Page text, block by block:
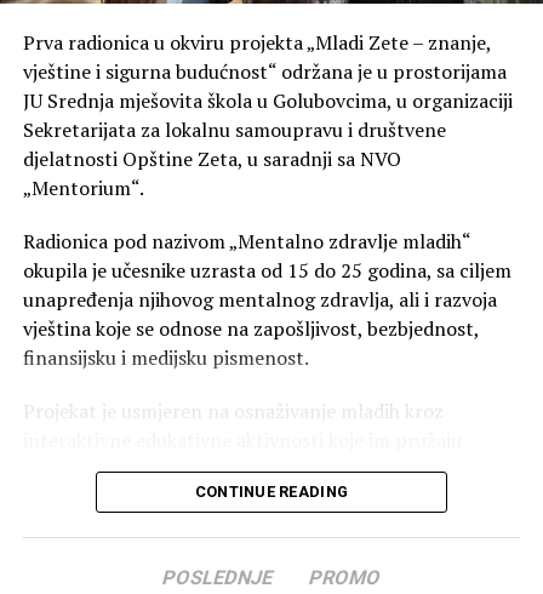
Prva radionica u okviru projekta „Mladi Zete – znanje,
vještine i sigurna budućnost“ održana je u prostorijama
JU Srednja mješovita škola u Golubovcima, u organizaciji
Sekretarijata za lokalnu samoupravu i društvene
djelatnosti Opštine Zeta, u saradnji sa NVO
„Mentorium“.
Radionica pod nazivom „Mentalno zdravlje mladih“
okupila je učesnike uzrasta od 15 do 25 godina, sa ciljem
unapređenja njihovog mentalnog zdravlja, ali i razvoja
vještina koje se odnose na zapošljivost, bezbjednost,
finansijsku i medijsku pismenost.
Projekat je usmjeren na osnaživanje mladih kroz
praktična znanja i alate za donošenje informisanih
odluka, aktivnije učešće u društvu, kao i razvoj
CONTINUE READING
POSLEDNJE PROMO